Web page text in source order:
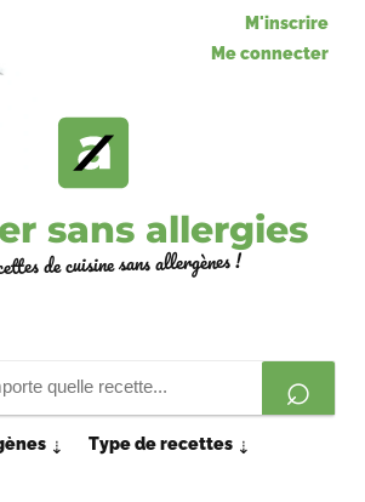
M'inscrire
Me connecter
sans allergies
de cuisine sans allergènes !
⇣ Type de recettes ⇣